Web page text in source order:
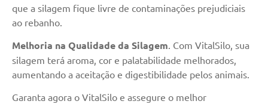
que a silagem fique livre de contaminações prejudiciais
ao rebanho.
Melhoria na Qualidade da Silagem . Com VitalSilo, sua
silagem terá aroma, cor e palatabilidade melhorados,
aumentando a aceitação e digestibilidade pelos animais.
Garanta agora o VitalSilo e assegure o melhor